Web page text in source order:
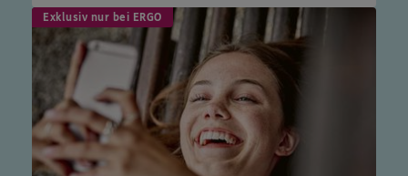
Exklusiv nur bei ERGO